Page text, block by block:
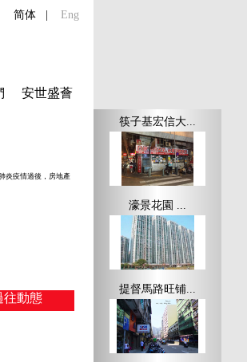
筷子基宏信大...
濠景花園 ...
提督馬路旺铺...
简体 Eng
安世盛薈
炎疫情過後，房地產
往動態